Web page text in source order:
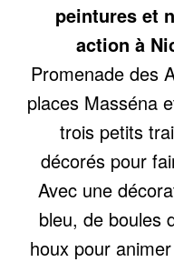
peintures et
action à
Promenade des
places Masséna
trois petits
décorés pour
Avec une
bleu, de boules
houx pour